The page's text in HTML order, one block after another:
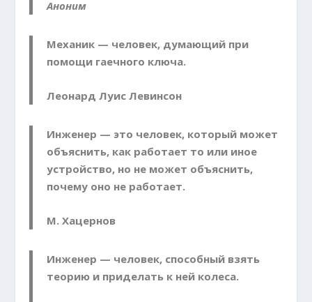
Аноним
Механик — человек, думающий при
помощи гаеч­ного ключа.
Леонард Луис Левинсон
Инженер — это человек, который может
объяс­нить, как работает то или иное
устройство, но не мо­жет объяснить,
почему оно не работает.
М. Хацернов
Инженер — человек, способный взять
теорию и приделать к ней колеса.